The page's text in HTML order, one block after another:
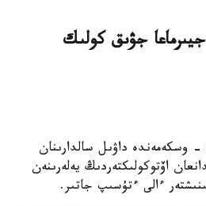
جۋىق كولىك
وسكەمەن. KAZINFORM - وسكەمەندە داۋىل سالدارىنان
اۆتوكولىكتەردىڭ يەلەرىنەن
ءالى ءتۇسىپ جاتىر.